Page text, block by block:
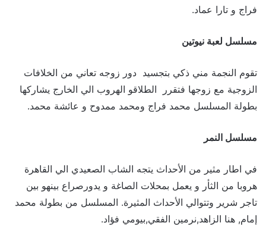
فراج و تارا عماد.
مسلسل لعبة نيوتين
تقوم النجمة مني ذكي بتجسيد دور زوجه تعاني من الخلافات
الزوجية مع زوجها فتقرر الطلاقو الهروب الي الخارج يشاركها
بطولة المسلسل محمد فراج ومحمد ممدوح و عائشة محمد.
مسلسل النمر
في اطار مثير من الأحداث يتجه الشاب الصعيدي الي القاهرة
هروبا من الثأر و يعمل بمحلات الصاغة و يدورصراع بينهو بين
تاجر شرير وتتوالي الأحداث المثيرة. المسلسل من بطولة محمد
إمام, هنا الزاهد,نرمين الفقي,بيومي فؤاد.